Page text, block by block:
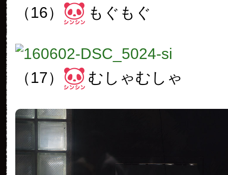
（16） もぐもぐ
（17） むしゃむしゃ